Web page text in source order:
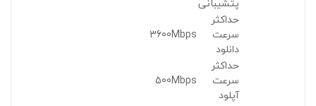
حداکثر
سرعت
دانلود
3600Mbps
حداکثر
سرعت
آپلود
500Mbps